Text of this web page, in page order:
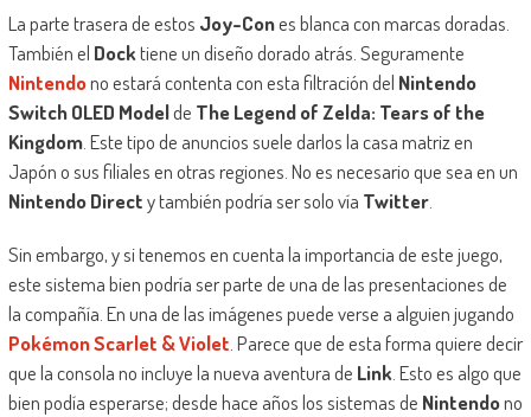
La parte trasera de estos Joy-Cones blanca con marcas doradas.
También el Docktiene un diseño dorado atrás. Seguramente
Nintendono estará contenta con esta filtración del Nintendo
Switch OLED Modelde The Legend of Zelda: Tears of the
Kingdom. Este tipo de anuncios suele darlos la casa matriz en
Japón o sus filiales en otras regiones. No es necesario que sea en un
Nintendo Directy también podría ser solo vía Twitter.
Sin embargo, y si tenemos en cuenta la importancia de este juego,
este sistema bien podría ser parte de una de las presentaciones de
la compañía. En una de las imágenes puede verse a alguien jugando
Pokémon Scarlet & Violet. Parece que de esta forma quiere decir
que la consola no incluye la nueva aventura de Link. Esto es algo que
bien podía esperarse; desde hace años los sistemas de Nintendono